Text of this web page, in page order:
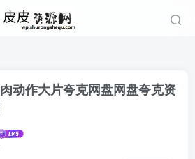
动作大片夸克网盘网盘夸克资